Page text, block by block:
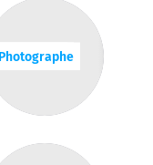
Photographe